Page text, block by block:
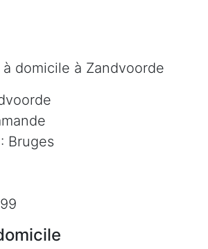
domicile à Zandvoorde
Bruges